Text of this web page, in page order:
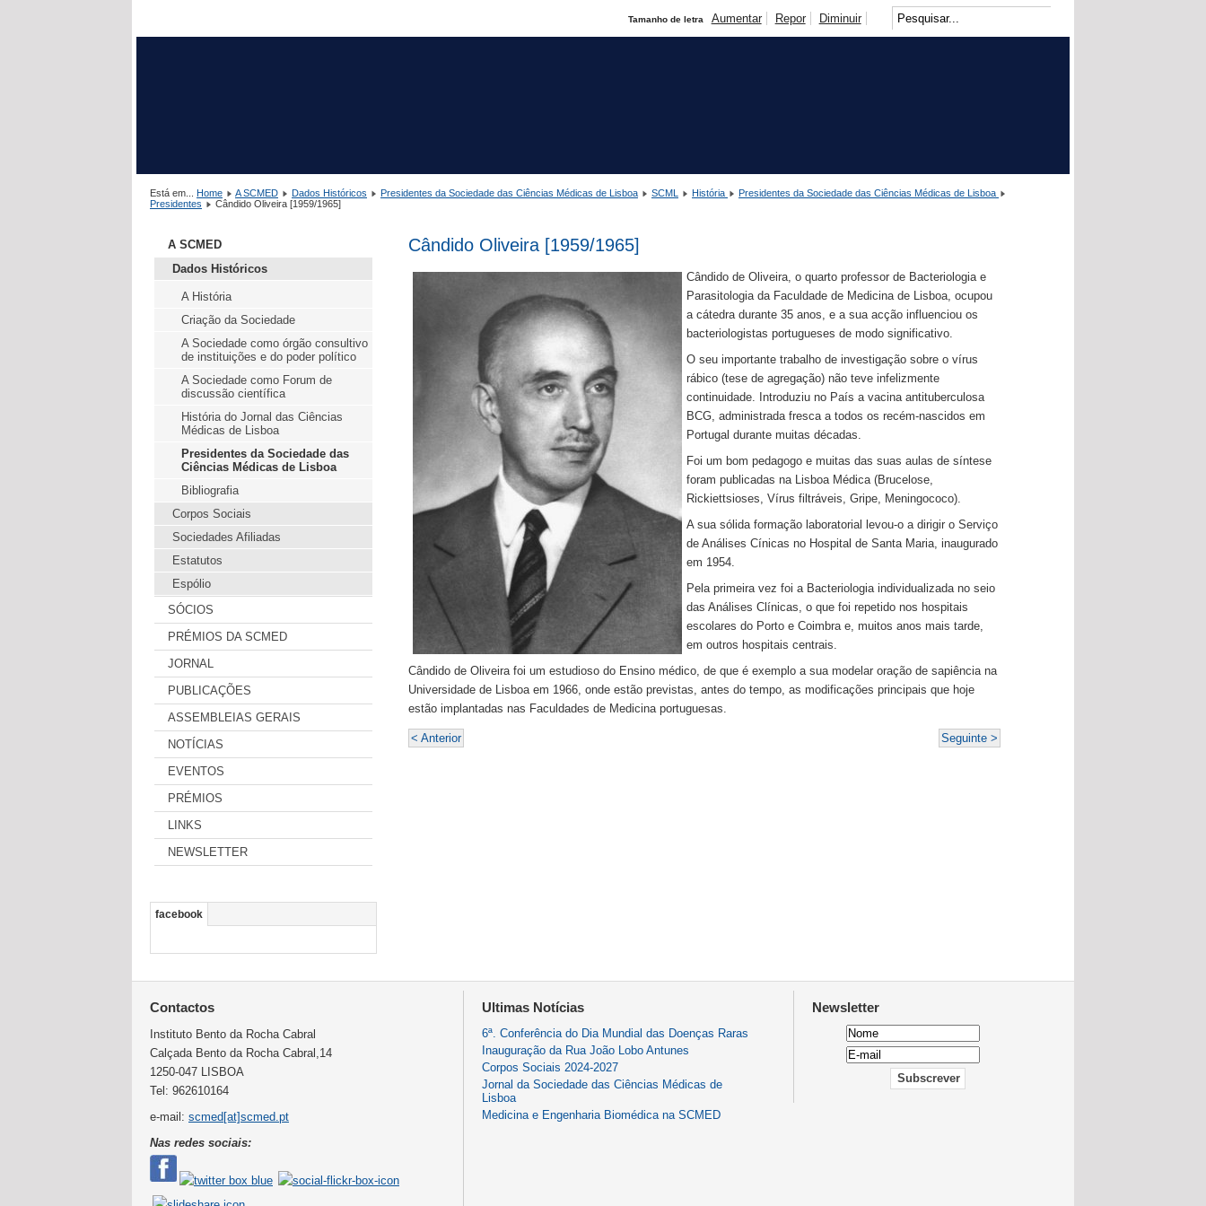
Tamanho de letra Aumentar Repor Diminuir
Está em... Home A SCMED Dados Históricos Presidentes da Sociedade das Ciências Médicas de Lisboa SCML História
Presidentes da Sociedade das Ciências Médicas de Lisboa
Presidentes
Cândido Oliveira [1959/1965]
A SCMED
Dados Históricos
A História
Criação da Sociedade
A Sociedade como órgão consultivo
de instituições e do poder político
A Sociedade como Forum de
discussão científica
História do Jornal das Ciências
Médicas de Lisboa
Presidentes da Sociedade das
Ciências Médicas de Lisboa
Bibliografia
Corpos Sociais
Sociedades Afiliadas
Estatutos
Espólio
SÓCIOS
PRÉMIOS DA SCMED
JORNAL
PUBLICAÇÕES
ASSEMBLEIAS GERAIS
NOTÍCIAS
EVENTOS
PRÉMIOS
LINKS
NEWSLETTER
facebook
Cândido Oliveira [1959/1965]
Cândido de Oliveira, o quarto professor de Bacteriologia e
Parasitologia da Faculdade de Medicina de Lisboa, ocupou
a cátedra durante 35 anos, e a sua acção influenciou os
bacteriologistas portugueses de modo significativo.
O seu importante trabalho de investigação sobre o vírus
rábico (tese de agregação) não teve infelizmente
continuidade. Introduziu no País a vacina antituberculosa
BCG, administrada fresca a todos os recém-nascidos em
Portugal durante muitas décadas.
Foi um bom pedagogo e muitas das suas aulas de síntese
foram publicadas na Lisboa Médica (Brucelose,
Rickiettsioses, Vírus filtráveis, Gripe, Meningococo).
A sua sólida formação laboratorial levou-o a dirigir o Serviço
de Análises Cínicas no Hospital de Santa Maria, inaugurado
em 1954.
Pela primeira vez foi a Bacteriologia individualizada no seio
das Análises Clínicas, o que foi repetido nos hospitais
escolares do Porto e Coimbra e, muitos anos mais tarde,
em outros hospitais centrais.
Cândido de Oliveira foi um estudioso do Ensino médico, de que é exemplo a sua modelar oração de sapiência na
Universidade de Lisboa em 1966, onde estão previstas, antes do tempo, as modificações principais que hoje
estão implantadas nas Faculdades de Medicina portuguesas.
< Anterior Seguinte >
Contactos
Instituto Bento da Rocha Cabral
Calçada Bento da Rocha Cabral,14
1250-047 LISBOA
Tel: 962610164
e-mail: scmed[at]scmed.pt
Nas redes sociais:
Ultimas Notícias
6ª. Conferência do Dia Mundial das Doenças Raras
Inauguração da Rua João Lobo Antunes
Corpos Sociais 2024-2027
Jornal da Sociedade das Ciências Médicas de
Lisboa
Medicina e Engenharia Biomédica na SCMED
Newsletter